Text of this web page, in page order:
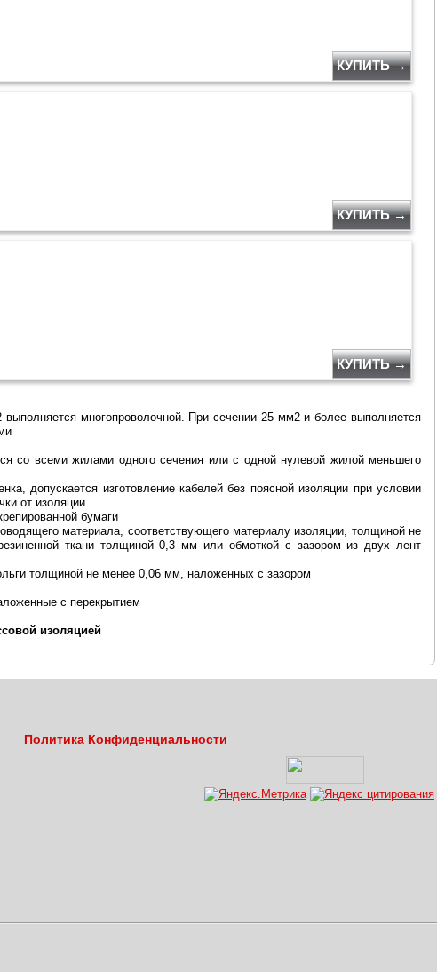
КУПИТЬ →
КУПИТЬ →
КУПИТЬ →
многопроволочной. При сечении 25 мм2 и более выполняется
со всеми жилами одного сечения или с одной нулевой жилой меньшего
допускается изготовление кабелей без поясной изоляции при условии
от изоляции
бумаги
материала, соответствующего материалу изоляции, толщиной не
ткани толщиной 0,3 мм или обмоткой с зазором из двух лент
толщиной не менее 0,06 мм, наложенных с зазором
с перекрытием
изоляцией
Политика Конфиденциальности